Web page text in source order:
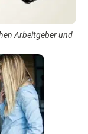
Arbeitgeber und